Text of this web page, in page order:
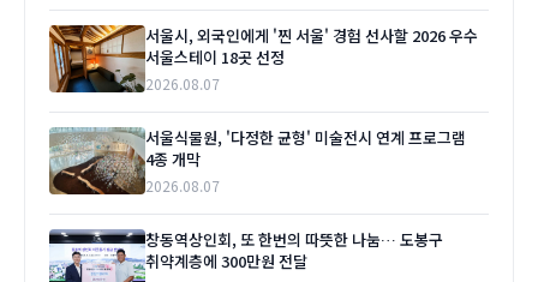
서울시, 외국인에게 '찐 서울' 경험 선사할 2026 우수
서울스테이 18곳 선정
2026.08.07
서울식물원, '다정한 균형' 미술전시 연계 프로그램
4종 개막
2026.08.07
창동역상인회, 또 한번의 따뜻한 나눔… 도봉구
취약계층에 300만원 전달